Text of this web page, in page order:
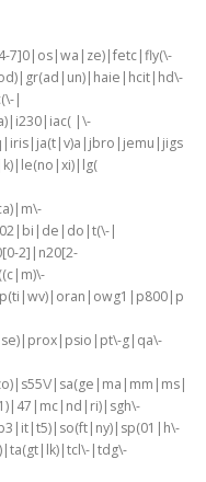
7]0|os|wa|ze)|fetc|fly(\-
|
|\-
|
2]|n20[2-
g|qa\-
|sa(ge|ma|mm|ms|
|tdg\-